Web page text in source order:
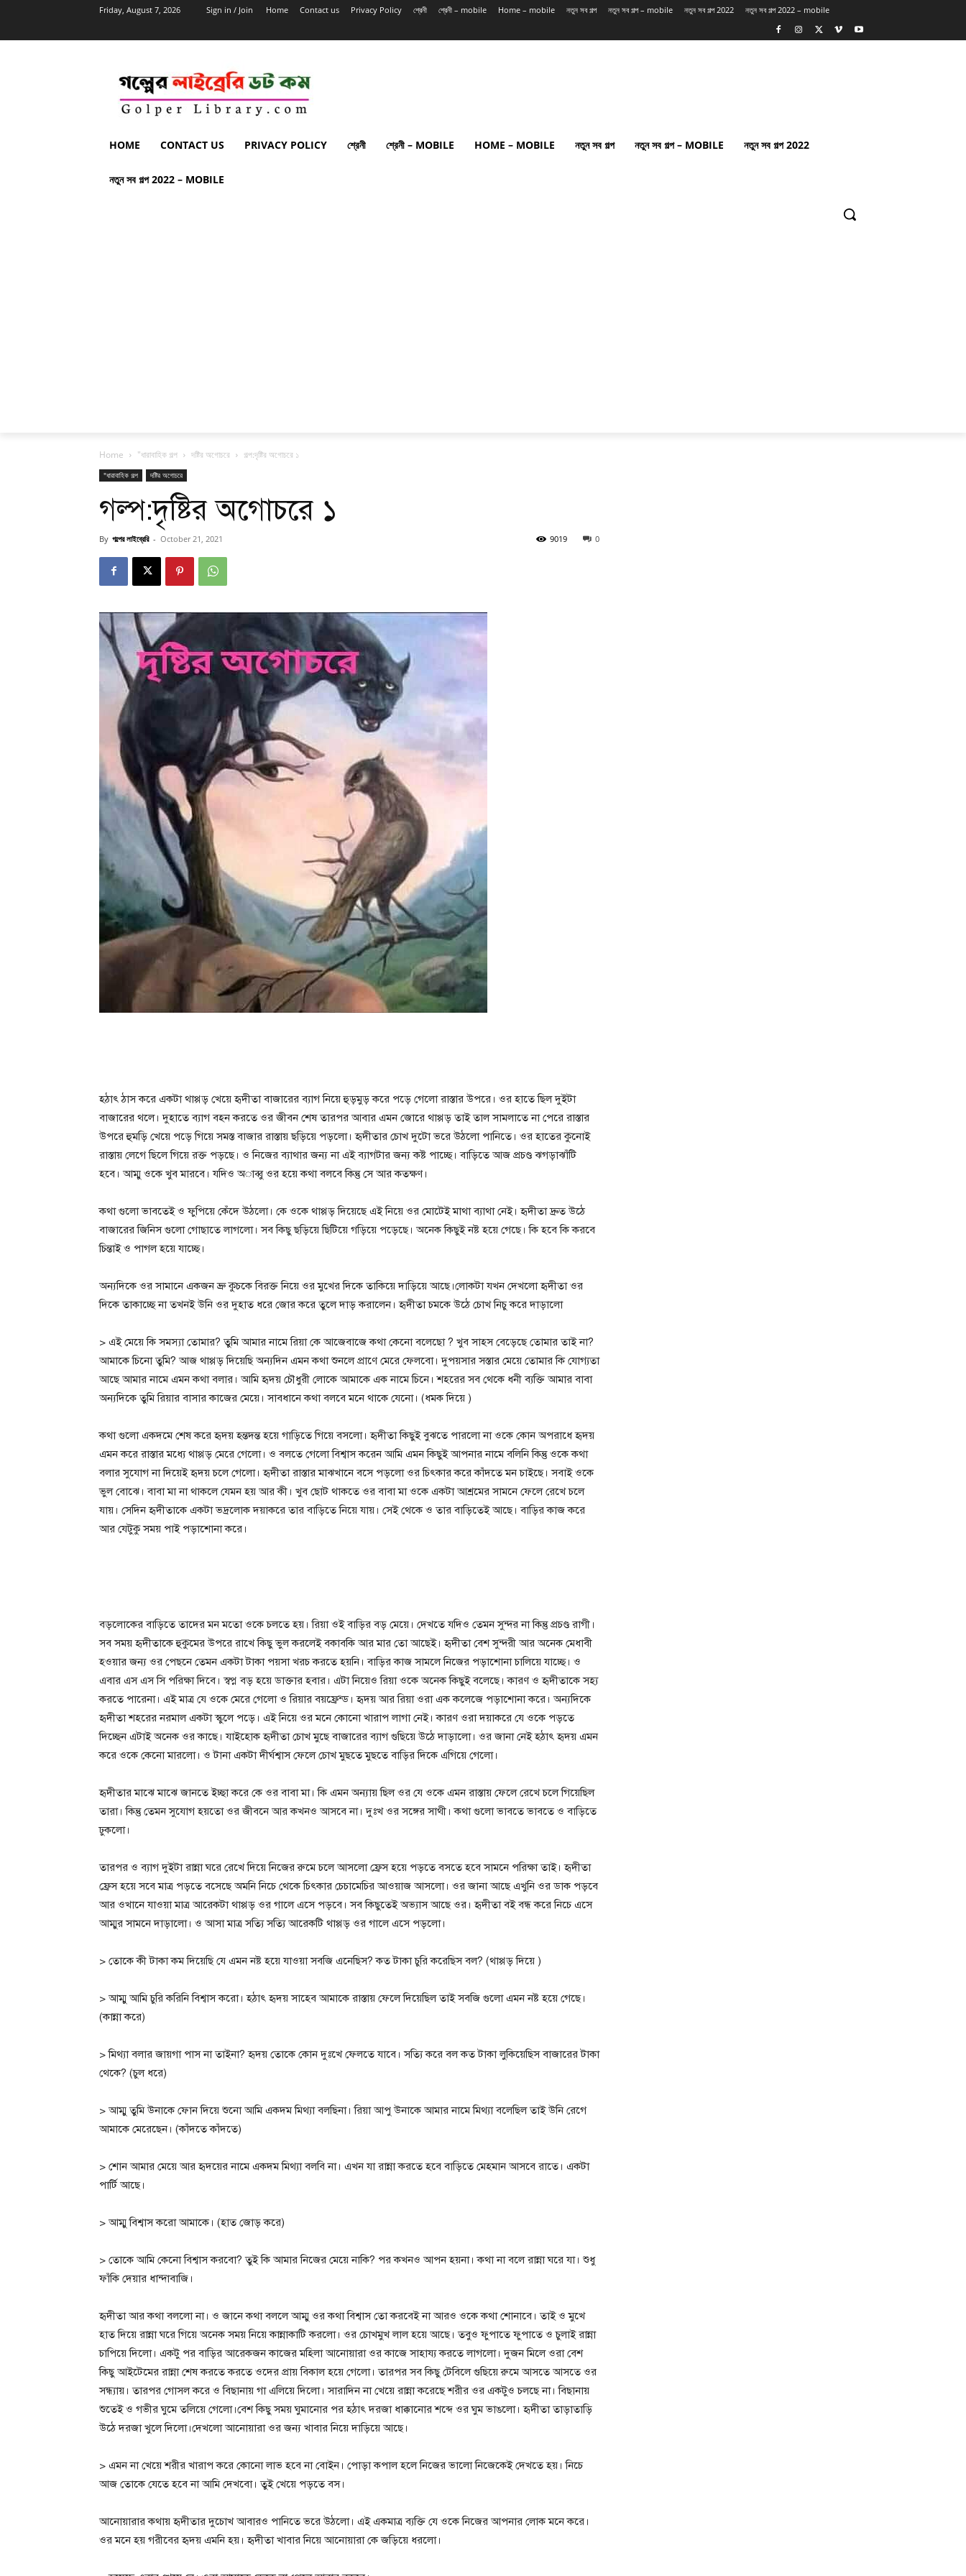
Friday, August 7, 2026 Sign in / Join Home Contact us Privacy Policy শ্রেনী শ্রেনী – mobile Home – mobile নতুন সব গল্প নতুন সব গল্প – mobile নতুন সব গল্প 2022 নতুন সব গল্প 2022 – mobile
HOME CONTACT US PRIVACY POLICY শ্রেনী শ্রেনী – MOBILE HOME – MOBILE নতুন সব গল্প নতুন সব গল্প – MOBILE নতুন সব গল্প 2022
নতুন সব গল্প 2022 – MOBILE
Home "ধারাবাহিক গল্প দষ্টির অগোচরে গল্প:দৃষ্টির অগোচরে ১
"ধারাবাহিক গল্প দষ্টির অগোচরে
গল্প:দৃষ্টির অগোচরে ১
By গল্পের লাইব্রেরি - October 21, 2021 0
9019
হঠাৎ ঠাস করে একটা থাপ্পড় খেয়ে হৃদীতা বাজারের ব্যাগ নিয়ে হুড়মুড় করে পড়ে গেলো রাস্তার উপরে। ওর হাতে ছিল দুইটা
বাজারের থলে। দুহাতে ব্যাগ বহন করতে ওর জীবন শেষ তারপর আবার এমন জোরে থাপ্পড় তাই তাল সামলাতে না পেরে রাস্তার
উপরে হুমড়ি খেয়ে পড়ে গিয়ে সমস্ত বাজার রাস্তায় ছড়িয়ে পড়লো। হৃদীতার চোখ দুটো ভরে উঠলো পানিতে। ওর হাতের কুনোই
রাস্তায় লেগে ছিলে গিয়ে রক্ত পড়ছে। ও নিজের ব্যাথার জন্য না এই ব্যাগটার জন্য কষ্ট পাচ্ছে। বাড়িতে আজ প্রচণ্ড ঝগড়াঝাঁটি
হবে। আম্মু ওকে খুব মারবে। যদিও অাব্বু ওর হয়ে কথা বলবে কিন্তু সে আর কতক্ষণ।
কথা গুলো ভাবতেই ও ফুপিয়ে কেঁদে উঠলো। কে ওকে থাপ্পড় দিয়েছে এই নিয়ে ওর মোটেই মাথা ব্যাথা নেই। হৃদীতা দ্রুত উঠে
বাজারের জিনিস গুলো গোছাতে লাগলো। সব কিছু ছড়িয়ে ছিটিয়ে গড়িয়ে পড়েছে। অনেক কিছুই নষ্ট হয়ে গেছে। কি হবে কি করবে
চিন্তাই ও পাগল হয়ে যাচ্ছে।
অন্যদিকে ওর সামানে একজন ভ্রু কুচকে বিরক্ত নিয়ে ওর মুখের দিকে তাকিয়ে দাড়িয়ে আছে।লোকটা যখন দেখলো হৃদীতা ওর
দিকে তাকাচ্ছে না তখনই উনি ওর দুহাত ধরে জোর করে তুলে দাড় করালেন। হৃদীতা চমকে উঠে চোখ নিচু করে দাড়ালো
> এই মেয়ে কি সমস্যা তোমার? তুমি আমার নামে রিয়া কে আজেবাজে কথা কেনো বলেছো ? খুব সাহস বেড়েছে তোমার তাই না?
আমাকে চিনো তুমি? আজ থাপ্পড় দিয়েছি অন্যদিন এমন কথা শুনলে প্রাণে মেরে ফেলবো। দুপয়সার সস্তার মেয়ে তোমার কি যোগ্যতা
আছে আমার নামে এমন কথা বলার। আমি হৃদয় চৌধুরী লোকে আমাকে এক নামে চিনে। শহরের সব থেকে ধনী ব্যক্তি আমার বাবা
অন্যদিকে তুমি রিয়ার বাসার কাজের মেয়ে। সাবধানে কথা বলবে মনে থাকে যেনো। (ধমক দিয়ে )
কথা গুলো একদমে শেষ করে হৃদয় হন্তদন্ত হয়ে গাড়িতে গিয়ে বসলো। হৃদীতা কিছুই বুঝতে পারলো না ওকে কোন অপরাধে হৃদয়
এমন করে রাস্তার মধ্যে থাপ্পড় মেরে গেলো। ও বলতে গেলো বিশ্বাস করেন আমি এমন কিছুই আপনার নামে বলিনি কিন্তু ওকে কথা
বলার সুযোগ না দিয়েই হৃদয় চলে গেলো। হৃদীতা রাস্তার মাঝখানে বসে পড়লো ওর চিৎকার করে কাঁদতে মন চাইছে। সবাই ওকে
ভুল বোঝে। বাবা মা না থাকলে যেমন হয় আর কী। খুব ছোট থাকতে ওর বাবা মা ওকে একটা আশ্রমের সামনে ফেলে রেখে চলে
যায়। সেদিন হৃদীতাকে একটা ভদ্রলোক দয়াকরে তার বাড়িতে নিয়ে যায়। সেই থেকে ও তার বাড়িতেই আছে। বাড়ির কাজ করে
আর যেটুকু সময় পাই পড়াশোনা করে।
বড়লোকের বাড়িতে তাদের মন মতো ওকে চলতে হয়। রিয়া ওই বাড়ির বড় মেয়ে। দেখতে যদিও তেমন সুন্দর না কিন্তু প্রচণ্ড রাগী।
সব সময় হৃদীতাকে হুকুমের উপরে রাখে কিছু ভুল করলেই বকাবকি আর মার তো আছেই। হৃদীতা বেশ সুন্দরী আর অনেক মেধাবী
হওয়ার জন্য ওর পেছনে তেমন একটা টাকা পয়সা খরচ করতে হয়নি। বাড়ির কাজ সামলে নিজের পড়াশোনা চালিয়ে যাচ্ছে। ও
এবার এস এস সি পরিক্ষা দিবে। স্বপ্ন বড় হয়ে ডাক্তার হবার। এটা নিয়েও রিয়া ওকে অনেক কিছুই বলেছে। কারণ ও হৃদীতাকে সহ্য
করতে পারেনা। এই মাত্র যে ওকে মেরে গেলো ও রিয়ার বয়ফ্রেন্ড। হৃদয় আর রিয়া ওরা এক কলেজে পড়াশোনা করে। অন্যদিকে
হৃদীতা শহরের নরমাল একটা স্কুলে পড়ে। এই নিয়ে ওর মনে কোনো খারাপ লাগা নেই। কারণ ওরা দয়াকরে যে ওকে পড়তে
দিচ্ছেন এটাই অনেক ওর কাছে। যাইহোক হৃদীতা চোখ মুছে বাজারের ব্যাগ গুছিয়ে উঠে দাড়ালো। ওর জানা নেই হঠাৎ হৃদয় এমন
করে ওকে কেনো মারলো। ও টানা একটা দীর্ঘশ্বাস ফেলে চোখ মুছতে মুছতে বাড়ির দিকে এগিয়ে গেলো।
হৃদীতার মাঝে মাঝে জানতে ইচ্ছা করে কে ওর বাবা মা। কি এমন অন্যায় ছিল ওর যে ওকে এমন রাস্তায় ফেলে রেখে চলে গিয়েছিল
তারা। কিন্তু তেমন সুযোগ হয়তো ওর জীবনে আর কখনও আসবে না। দুঃখ ওর সঙ্গের সাথী। কথা গুলো ভাবতে ভাবতে ও বাড়িতে
ঢুকলো।
তারপর ও ব্যাগ দুইটা রান্না ঘরে রেখে দিয়ে নিজের রুমে চলে আসলো ফ্রেস হয়ে পড়তে বসতে হবে সামনে পরিক্ষা তাই। হৃদীতা
ফ্রেস হয়ে সবে মাত্র পড়তে বসেছে অমনি নিচে থেকে চিৎকার চেচামেচির আওয়াজ আসলো। ওর জানা আছে এখুনি ওর ডাক পড়বে
আর ওখানে যাওয়া মাত্র আরেকটা থাপ্পড় ওর গালে এসে পড়বে। সব কিছুতেই অভ্যাস আছে ওর। হৃদীতা বই বন্ধ করে নিচে এসে
আম্মুর সামনে দাড়ালো। ও আসা মাত্র সত্যি সত্যি আরেকটি থাপ্পড় ওর গালে এসে পড়লো।
> তোকে কী টাকা কম দিয়েছি যে এমন নষ্ট হয়ে যাওয়া সবজি এনেছিস? কত টাকা চুরি করেছিস বল? (থাপ্পড় দিয়ে )
> আম্মু আমি চুরি করিনি বিশ্বাস করো। হঠাৎ হৃদয় সাহেব আমাকে রাস্তায় ফেলে দিয়েছিল তাই সবজি গুলো এমন নষ্ট হয়ে গেছে।
(কান্না করে)
> মিথ্যা বলার জায়গা পাস না তাইনা? হৃদয় তোকে কোন দুঃখে ফেলতে যাবে। সত্যি করে বল কত টাকা লুকিয়েছিস বাজারের টাকা
থেকে? (চুল ধরে)
> আম্মু তুমি উনাকে ফোন দিয়ে শুনো আমি একদম মিথ্যা বলছিনা। রিয়া আপু উনাকে আমার নামে মিথ্যা বলেছিল তাই উনি রেগে
আমাকে মেরেছেন। (কাঁদতে কাঁদতে)
> শোন আমার মেয়ে আর হৃদয়ের নামে একদম মিথ্যা বলবি না। এখন যা রান্না করতে হবে বাড়িতে মেহমান আসবে রাতে। একটা
পার্টি আছে।
> আম্মু বিশ্বাস করো আমাকে। (হাত জোড় করে)
> তোকে আমি কেনো বিশ্বাস করবো? তুই কি আমার নিজের মেয়ে নাকি? পর কখনও আপন হয়না। কথা না বলে রান্না ঘরে যা। শুধু
ফাঁকি দেয়ার ধান্দাবাজি।
হৃদীতা আর কথা বললো না। ও জানে কথা বললে আম্মু ওর কথা বিশ্বাস তো করবেই না আরও ওকে কথা শোনাবে। তাই ও মুখে
হাত দিয়ে রান্না ঘরে গিয়ে অনেক সময় নিয়ে কান্নাকাটি করলো। ওর চোখমুখ লাল হয়ে আছে। তবুও ফুপাতে ফুপাতে ও চুলাই রান্না
চাপিয়ে দিলো। একটু পর বাড়ির আরেকজন কাজের মহিলা আনোয়ারা ওর কাজে সাহায্য করতে লাগলো। দুজন মিলে ওরা বেশ
কিছু আইটেমের রান্না শেষ করতে করতে ওদের প্রায় বিকাল হয়ে গেলো। তারপর সব কিছু টেবিলে গুছিয়ে রুমে আসতে আসতে ওর
সন্ধ্যায়। তারপর গোসল করে ও বিছানায় গা এলিয়ে দিলো। সারাদিন না খেয়ে রান্না করেছে শরীর ওর একটুও চলছে না। বিছানায়
শুতেই ও গভীর ঘুমে তলিয়ে গেলো।বেশ কিছু সময় ঘুমানোর পর হঠাৎ দরজা ধাক্কানোর শব্দে ওর ঘুম ভাঙলো। হৃদীতা তাড়াতাড়ি
উঠে দরজা খুলে দিলো।দেখলো আনোয়ারা ওর জন্য খাবার নিয়ে দাড়িয়ে আছে।
> এমন না খেয়ে শরীর খারাপ করে কোনো লাভ হবে না বোইন। পোড়া কপাল হলে নিজের ভালো নিজেকেই দেখতে হয়। নিচে
আজ তোকে যেতে হবে না আমি দেখবো। তুই খেয়ে পড়তে বস।
আনোয়ারার কথায় হৃদীতার দুচোখ আবারও পানিতে ভরে উঠলো। এই একমাত্র ব্যক্তি যে ওকে নিজের আপনার লোক মনে করে।
ওর মনে হয় গরীবের হৃদয় এমনি হয়। হৃদীতা খাবার নিয়ে আনোয়ারা কে জড়িয়ে ধরলো।